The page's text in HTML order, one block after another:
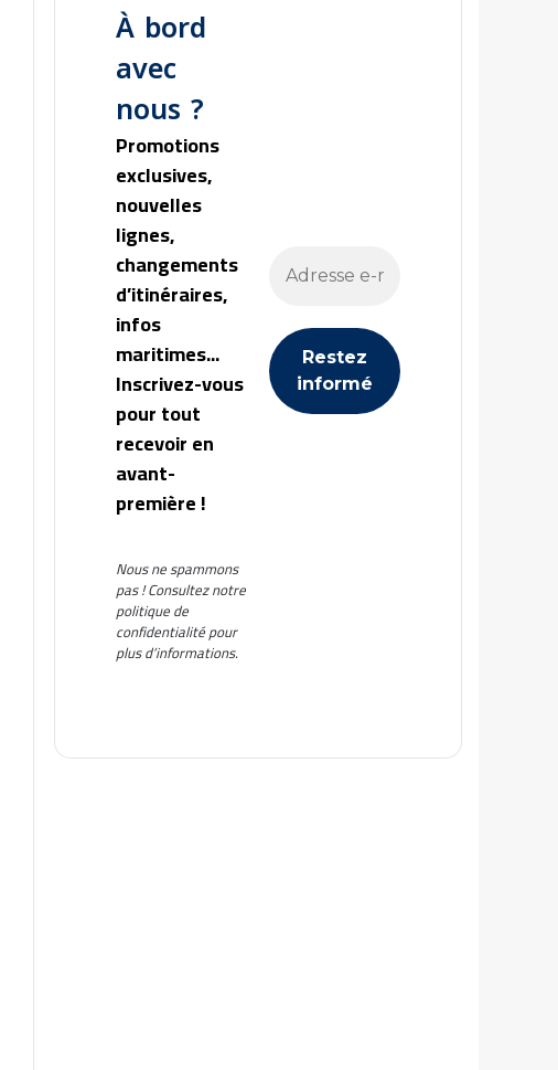
À bord
avec
nous ?
Promotions
exclusives,
nouvelles
lignes,
changements
d’itinéraires,
infos
maritimes...
Inscrivez-vous
pour tout
recevoir en
avant-
première !
Nous ne spammons
pas ! Consultez notre
politique de
confidentialitépour
plus d’informations.